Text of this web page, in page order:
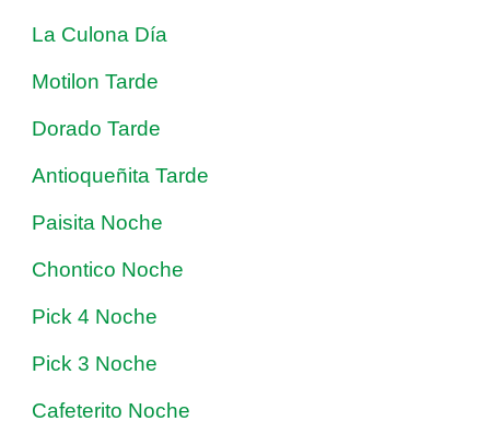
La Culona Día
Motilon Tarde
Dorado Tarde
Antioqueñita Tarde
Paisita Noche
Chontico Noche
Pick 4 Noche
Pick 3 Noche
Cafeterito Noche